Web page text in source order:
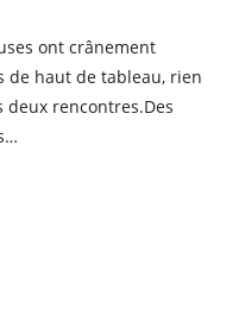
ont crânement
de haut de tableau, rien
rencontres.Des